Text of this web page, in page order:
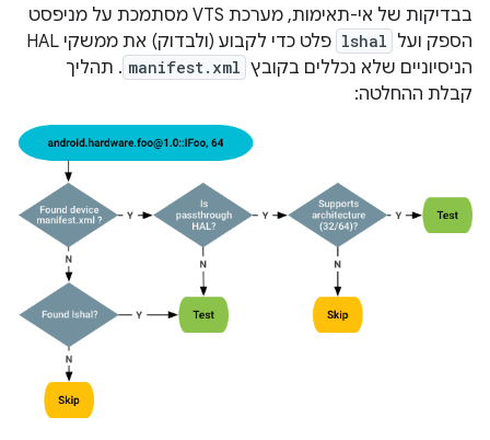
בבדיקות של אי-תאימות, מערכת VTS מסתמכת על מניפסט
הספק ועל lshal
פלט כדי לקבוע (ולבדוק) את ממשקי HAL
הניסיוניים שלא נכללים בקובץ manifest.xml . תהליך
קבלת ההחלטה: